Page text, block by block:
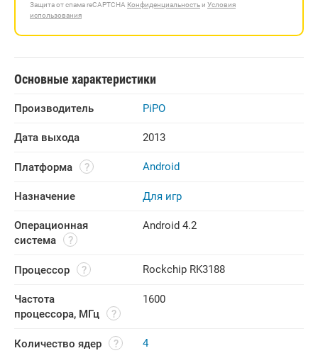
Защита от спама reCAPTCHA Конфиденциальностьи Условия
использования
Основные характеристики
Производитель PiPO
Дата выхода 2013
Платформа Android
Назначение Для игр
Операционная
система
Android 4.2
Процессор Rockchip RK3188
Частота
процессора, МГц
1600
Количество ядер 4